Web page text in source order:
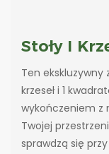
Stoły I
Ten ekskluzywny
krzeseł i 1
wykończeniem z
Twojej
sprawdzą się